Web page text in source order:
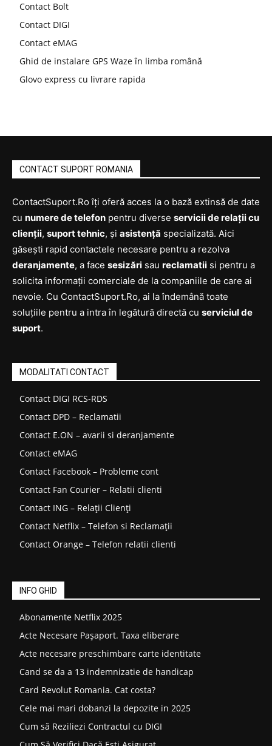
Contact Bolt
Contact DIGI
Contact eMAG
Ghid de instalare GPS Waze în limba română
Glovo express cu livrare rapida
CONTACT SUPORT ROMANIA
ContactSuport.Ro îți oferă acces la o bază extinsă de date
cu numere de telefon pentru diverse servicii de relații cu
clienții, suport tehnic, și asistență specializată. Aici
găsești rapid contactele necesare pentru a rezolva
deranjamente, a face sesizări sau reclamatii si pentru a
solicita informații comerciale de la companiile de care ai
nevoie. Cu ContactSuport.Ro, ai la îndemână toate
soluțiile pentru a intra în legătură directă cu serviciul de
suport.
MODALITATI CONTACT
Contact DIGI RCS-RDS
Contact DPD – Reclamatii
Contact E.ON – avarii si deranjamente
Contact eMAG
Contact Facebook – Probleme cont
Contact Fan Courier – Relatii clienti
Contact ING – Relații Clienți
Contact Netflix – Telefon si Reclamații
Contact Orange – Telefon relatii clienti
INFO GHID
Abonamente Netflix 2025
Acte Necesare Pașaport. Taxa eliberare
Acte necesare preschimbare carte identitate
Cand se da a 13 indemnizatie de handicap
Card Revolut Romania. Cat costa?
Cele mai mari dobanzi la depozite in 2025
Cum să Reziliezi Contractul cu DIGI